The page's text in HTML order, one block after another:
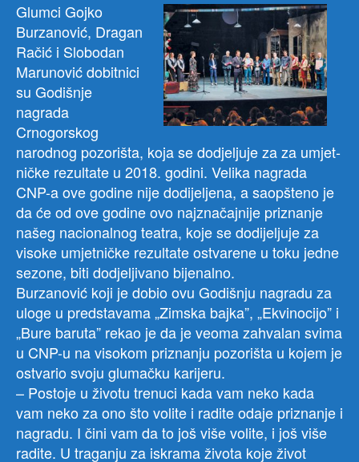
Glumci Gojko
Burzanović, Dragan
Račić i Slobodan
Marunović dobitnici
su Godišnje
nagrada
Crnogorskog
narodnog pozorišta, koja se do­dje­lju­je za za umjet­
nič­ke re­zul­ta­te u 2018. godini. Velika nagrada
CNP-a ove godine nije dodijeljena, a saopšteno je
da će od ove godine ovo najznačajnije priznanje
našeg nacionalnog teatra, koje se dodijeljuje za
visoke umjetničke rezultate ostvarene u toku jedne
sezone, biti dodjeljivano bijenalno.
Burzanović koji je dobio ovu Godišnju nagradu za
uloge u predstavama „Zimska bajka”, „Ekvinocijo” i
„Bure baruta” rekao je da je veoma zahvalan svima
u CNP-u na visokom priznanju pozorišta u kojem je
ostvario svoju glumačku karijeru.
– Postoje u životu trenuci kada vam neko kada
vam neko za ono što volite i radite odaje priznanje i
nagradu. I čini vam da to još više volite, i još više
radite. U traganju za iskrama života koje život